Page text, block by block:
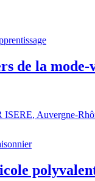
de la mode-
ISERE, Auvergne-